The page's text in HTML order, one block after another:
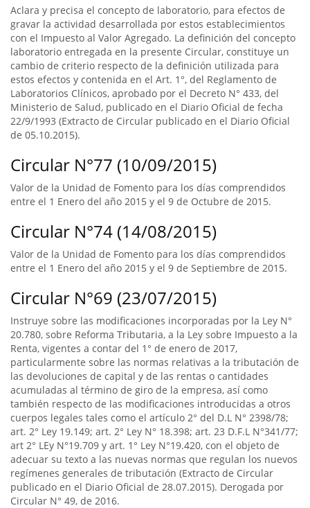
Aclara y precisa el concepto de laboratorio, para efectos de
gravar la actividad desarrollada por estos establecimientos
con el Impuesto al Valor Agregado. La definición del concepto
laboratorio entregada en la presente Circular, constituye un
cambio de criterio respecto de la definición utilizada para
estos efectos y contenida en el Art. 1°, del Reglamento de
Laboratorios Clínicos, aprobado por el Decreto N° 433, del
Ministerio de Salud, publicado en el Diario Oficial de fecha
22/9/1993 (Extracto de Circular publicado en el Diario Oficial
de 05.10.2015).
Circular N°77 (10/09/2015)
Valor de la Unidad de Fomento para los días comprendidos
entre el 1 Enero del año 2015 y el 9 de Octubre de 2015.
Circular N°74 (14/08/2015)
Valor de la Unidad de Fomento para los días comprendidos
entre el 1 Enero del año 2015 y el 9 de Septiembre de 2015.
Circular N°69 (23/07/2015)
Instruye sobre las modificaciones incorporadas por la Ley N°
20.780, sobre Reforma Tributaria, a la Ley sobre Impuesto a la
Renta, vigentes a contar del 1° de enero de 2017,
particularmente sobre las normas relativas a la tributación de
las devoluciones de capital y de las rentas o cantidades
acumuladas al término de giro de la empresa, así como
también respecto de las modificaciones introducidas a otros
cuerpos legales tales como el artículo 2° del D.L N° 2398/78;
art. 2° Ley 19.149; art. 2° Ley N° 18.398; art. 23 D.F.L N°341/77;
art 2° LEy N°19.709 y art. 1° Ley N°19.420, con el objeto de
adecuar su texto a las nuevas normas que regulan los nuevos
regímenes generales de tributación (Extracto de Circular
publicado en el Diario Oficial de 28.07.2015). Derogada por
Circular N° 49, de 2016.